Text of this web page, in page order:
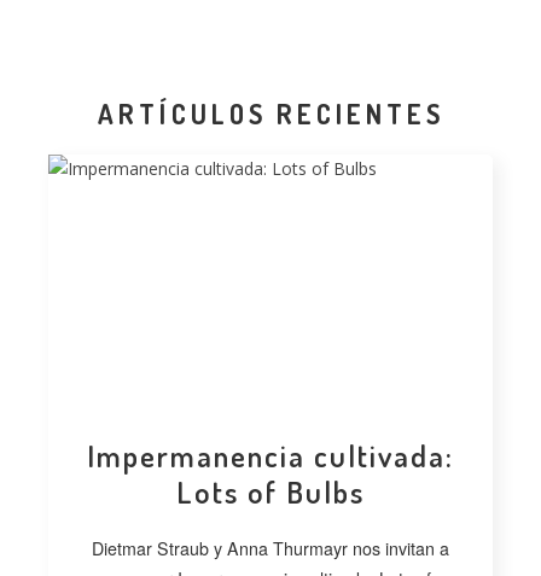
ARTÍCULOS RECIENTES
Impermanencia cultivada:
Lots of Bulbs
Dietmar Straub y Anna Thurmayr nos invitan a